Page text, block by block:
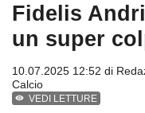
Fidelis
un super
10.07.2025 12:52 di
Calcio
VEDI LETTURE